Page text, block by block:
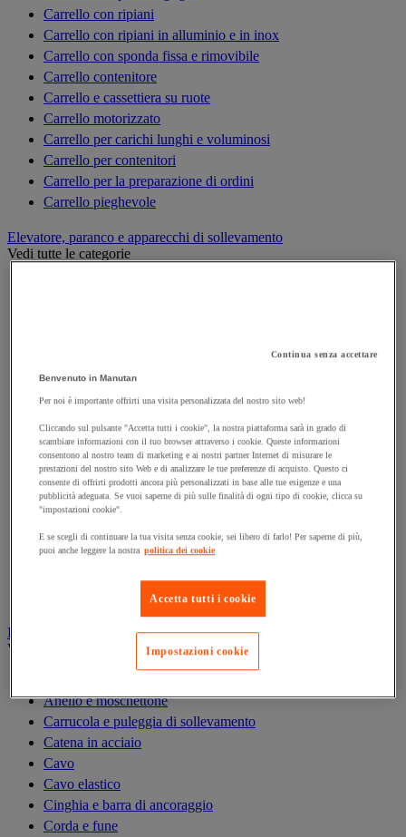
Carrello con ripiani
Carrello con ripiani in alluminio e in inox
Carrello con sponda fissa e rimovibile
Carrello contenitore
Carrello e cassettiera su ruote
Carrello motorizzato
Carrello per carichi lunghi e voluminosi
Carrello per contenitori
Carrello per la preparazione di ordini
Carrello pieghevole
Elevatore, paranco e apparecchi di sollevamento
Vedi tutte le categorie
Gru
Gru a portale da officina
Gru idraulica da officina
Magnete di sollevamento
Paranco di sollevamento
Ponte di carico e rampa di accesso
Rampa di sollevamento e cuneo per ruota
Solleva-pallet
Imbracatura e accessori di sollevamento
Vedi tutte le categorie
Anello e moschettone
Carrucola e puleggia di sollevamento
Catena in acciaio
Cavo
Cavo elastico
Cinghia e barra di ancoraggio
Corda e fune
Continua senza accettare
Benvenuto in Manutan
Per noi è importante offrirti una visita personalizzata del nostro sito web!
Cliccando sul pulsante "Accetta tutti i cookie", la nostra piattaforma sarà in grado di
scambiare informazioni con il tuo browser attraverso i cookie. Queste informazioni
consentono al nostro team di marketing e ai nostri partner Internet di misurare le
prestazioni del nostro sito Web e di analizzare le tue preferenze di acquisto. Questo ci
consente di offrirti prodotti ancora più personalizzati in base alle tue esigenze e una
pubblicità adeguata. Se vuoi saperne di più sulle finalità di ogni tipo di cookie, clicca su
"impostazioni cookie".
E se scegli di continuare la tua visita senza cookie, sei libero di farlo! Per saperne di più,
puoi anche leggere la nostra politica dei cookie
Accetta tutti i cookie
Impostazioni cookie